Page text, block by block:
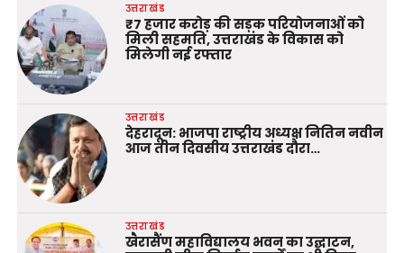
उत्तराखंड
₹7 हजार करोड़ की सड़क परियोजनाओं को
मिली सहमति, उत्तराखंड के विकास को
मिलेगी नई रफ्तार
उत्तराखंड
देहरादून: भाजपा राष्ट्रीय अध्यक्ष नितिन नवीन
आज तीन दिवसीय उत्तराखंड दौरा…
उत्तराखंड
खैरासैंण महाविद्यालय भवन का उद्घाटन,